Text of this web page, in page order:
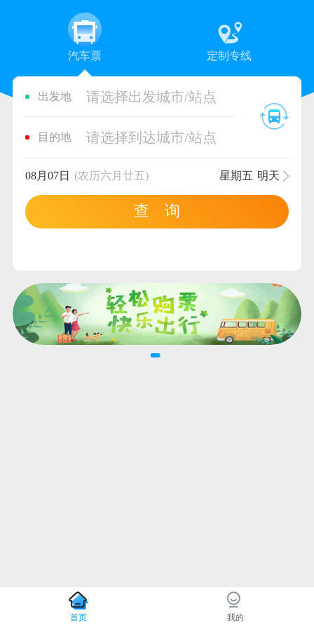
汽车票 定制专线
出发地 请选择出发城市/站点
目的地 请选择到达城市/站点
08月07日 (农历六月廿五) 星期五 明天
查 询
首页 我的